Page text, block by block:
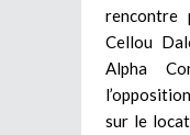
rencontre
Cellou
Alpha
sur le